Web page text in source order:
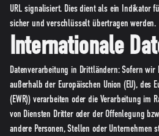
URL signalisiert. Dies dient als ein Indikator
sicher und verschlüsselt übertragen werden.
Internationale
Datenverarbeitung in Drittländern: Sofern
außerhalb der Europäischen Union (EU), des
(EWR)) verarbeiten oder die Verarbeitung im
von Diensten Dritter oder der Offenlegung
andere Personen, Stellen oder Unternehmen